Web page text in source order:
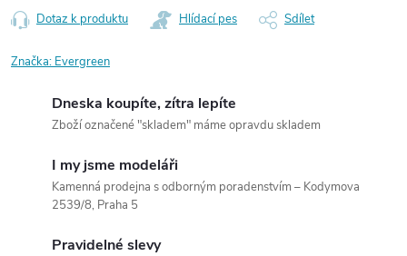
Dotaz k produktu Hlídací pes Sdílet
Značka: Evergreen
Dneska koupíte, zítra lepíte
Zboží označené "skladem" máme opravdu skladem
I my jsme modeláři
Kamenná prodejna s odborným poradenstvím – Kodymova
2539/8, Praha 5
Pravidelné slevy